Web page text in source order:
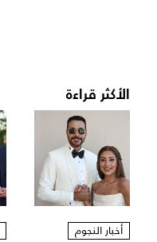
الأكثر قراءة
أخبار النجوم